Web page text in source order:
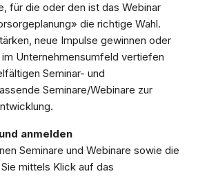
für die oder den ist das Webinar
die richtige Wahl.
neue Impulse gewinnen oder
Unternehmensumfeld vertiefen
Seminar- und
Seminare/Webinare zur
anmelden
Seminare und Webinare sowie die
mittels Klick auf das